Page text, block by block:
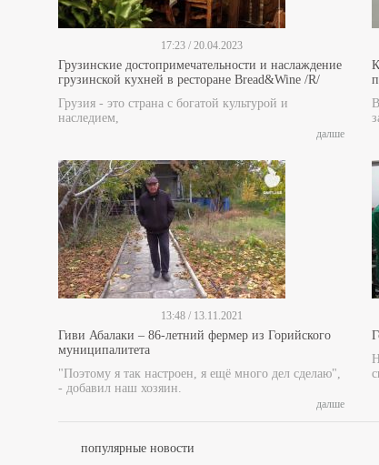
17:23 / 20.04.2023
Грузинские достопримечательности и наслаждение
грузинской кухней в ресторане Bread&Wine /R/
Грузия - это страна с богатой культурой и
наследием,
далше
13:48 / 13.11.2021
Гиви Абалаки – 86-летний фермер из Горийского
муниципалитета
"Поэтому я так настроен, я ещё много дел сделаю",
- добавил наш хозяин.
далше
популярные новости